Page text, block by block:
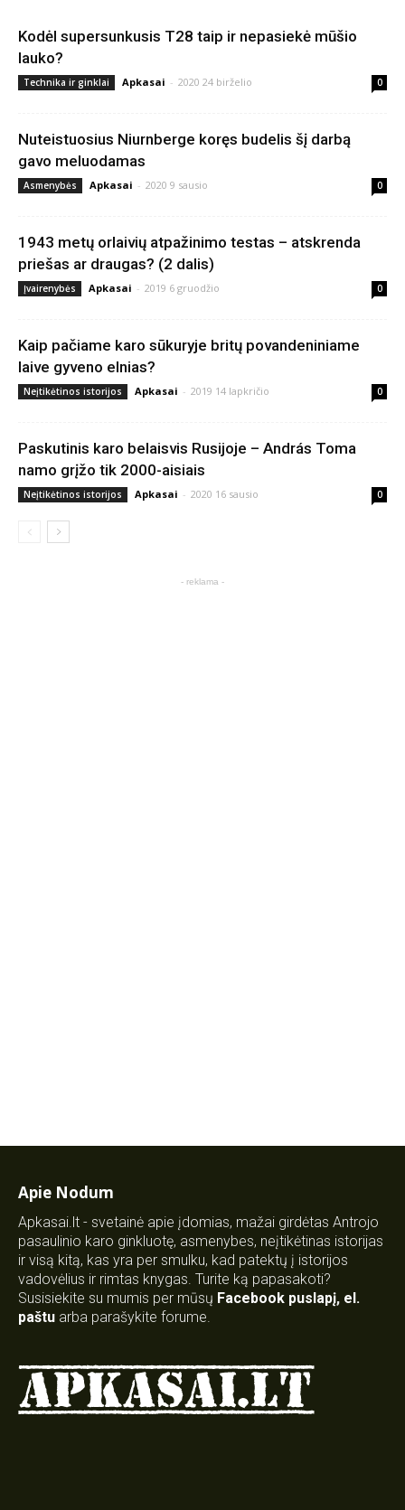
Kodėl supersunkusis T28 taip ir nepasiekė mūšio
lauko?
Technika ir ginklai Apkasai - 2020 24 birželio 0
Nuteistuosius Niurnberge koręs budelis šį darbą
gavo meluodamas
Asmenybės Apkasai - 2020 9 sausio 0
1943 metų orlaivių atpažinimo testas – atskrenda
priešas ar draugas? (2 dalis)
Įvairenybės Apkasai - 2019 6 gruodžio 0
Kaip pačiame karo sūkuryje britų povandeniniame
laive gyveno elnias?
Neįtikėtinos istorijos Apkasai - 2019 14 lapkričio 0
Paskutinis karo belaisvis Rusijoje – András Toma
namo grįžo tik 2000-aisiais
Neįtikėtinos istorijos Apkasai - 2020 16 sausio 0
- reklama -
Apie Nodum
Apkasai.lt - svetainė apie įdomias, mažai girdėtas Antrojo
pasaulinio karo ginkluotę, asmenybes, neįtikėtinas istorijas
ir visą kitą, kas yra per smulku, kad patektų į istorijos
vadovėlius ir rimtas knygas. Turite ką papasakoti?
Susisiekite su mumis per mūsų Facebook puslapį, el.
paštu arba parašykite forume.